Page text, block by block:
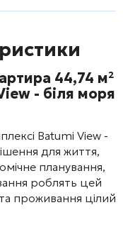
44,74 м²
- біля моря
Batumi View -
для життя,
планування,
роблять цей
проживання цілий